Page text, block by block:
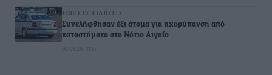
ΤΟΠΙΚΈΣ ΕΙΔΉΣΕΙΣ
Συνελήφθησαν έξι άτομα για ηχορύπανση από
καταστήματα στο Νότιο Αιγαίο
08.08.26 · 11:15